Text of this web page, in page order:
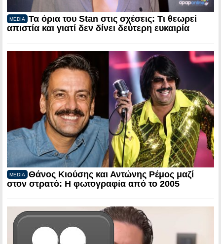
MEDIA
Τα όρια του Stan στις σχέσεις: Τι θεωρεί
απιστία και γιατί δεν δίνει δεύτερη ευκαιρία
MEDIA
Θάνος Κιούσης και Αντώνης Ρέμος μαζί
στον στρατό: Η φωτογραφία από το 2005